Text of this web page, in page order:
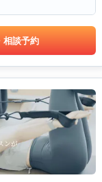
相談予約